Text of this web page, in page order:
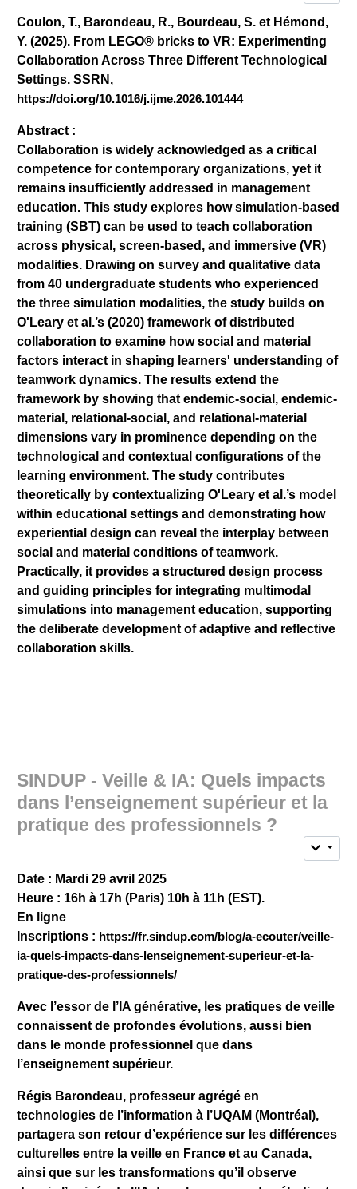
Coulon, T., Barondeau, R., Bourdeau, S. et Hémond,
Y. (2025). From LEGO® bricks to VR: Experimenting
Collaboration Across Three Different Technological
Settings. SSRN,
https://doi.org/10.1016/j.ijme.2026.101444
Abstract :
Collaboration is widely acknowledged as a critical
competence for contemporary organizations, yet it
remains insufficiently addressed in management
education. This study explores how simulation-based
training (SBT) can be used to teach collaboration
across physical, screen-based, and immersive (VR)
modalities. Drawing on survey and qualitative data
from 40 undergraduate students who experienced
the three simulation modalities, the study builds on
O'Leary et al.’s (2020) framework of distributed
collaboration to examine how social and material
factors interact in shaping learners' understanding of
teamwork dynamics. The results extend the
framework by showing that endemic-social, endemic-
material, relational-social, and relational-material
dimensions vary in prominence depending on the
technological and contextual configurations of the
learning environment. The study contributes
theoretically by contextualizing O'Leary et al.’s model
within educational settings and demonstrating how
experiential design can reveal the interplay between
social and material conditions of teamwork.
Practically, it provides a structured design process
and guiding principles for integrating multimodal
simulations into management education, supporting
the deliberate development of adaptive and reflective
collaboration skills.
SINDUP - Veille & IA: Quels impacts
dans l’enseignement supérieur et la
pratique des professionnels ?
Date : Mardi 29 avril 2025
Heure : 16h à 17h (Paris) 10h à 11h (EST).
En ligne
Inscriptions : https://fr.sindup.com/blog/a-ecouter/veille-
ia-quels-impacts-dans-lenseignement-superieur-et-la-
pratique-des-professionnels/
Avec l’essor de l’IA générative, les pratiques de veille
connaissent de profondes évolutions, aussi bien
dans le monde professionnel que dans
l’enseignement supérieur.
Régis Barondeau, professeur agrégé en
technologies de l’information à l’UQAM (Montréal),
partagera son retour d’expérience sur les différences
culturelles entre la veille en France et au Canada,
ainsi que sur les transformations qu’il observe